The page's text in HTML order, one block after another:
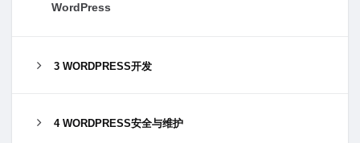
WordPress
3 WORDPRESS开发
4 WORDPRESS安全与维护